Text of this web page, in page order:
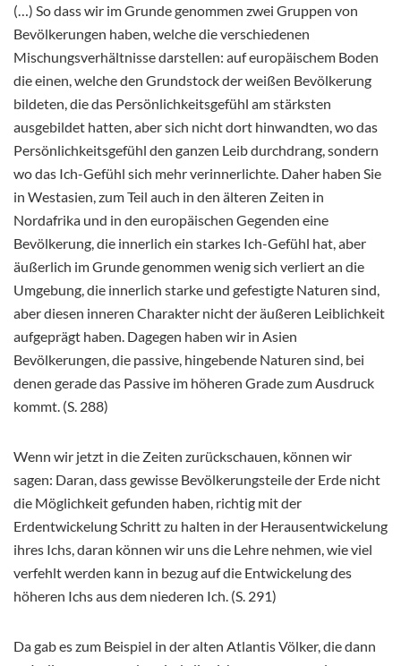
(…) So dass wir im Grunde genommen zwei Gruppen von
Bevölkerungen haben, welche die verschiedenen
Mischungsverhältnisse darstellen: auf europäischem Boden
die einen, welche den Grundstock der weißen Bevölkerung
bildeten, die das Persönlichkeitsgefühl am stärksten
ausgebildet hatten, aber sich nicht dort hinwandten, wo das
Persönlichkeitsgefühl den ganzen Leib durchdrang, sondern
wo das Ich-Gefühl sich mehr verinnerlichte. Daher haben Sie
in Westasien, zum Teil auch in den älteren Zeiten in
Nordafrika und in den europäischen Gegenden eine
Bevölkerung, die innerlich ein starkes Ich-Gefühl hat, aber
äußerlich im Grunde genommen wenig sich verliert an die
Umgebung, die innerlich starke und gefestigte Naturen sind,
aber diesen inneren Charakter nicht der äußeren Leiblichkeit
aufgeprägt haben. Dagegen haben wir in Asien
Bevölkerungen, die passive, hingebende Naturen sind, bei
denen gerade das Passive im höheren Grade zum Ausdruck
kommt. (S. 288)
Wenn wir jetzt in die Zeiten zurückschauen, können wir
sagen: Daran, dass gewisse Bevölkerungsteile der Erde nicht
die Möglichkeit gefunden haben, richtig mit der
Erdentwickelung Schritt zu halten in der Herausentwickelung
ihres Ichs, daran können wir uns die Lehre nehmen, wie viel
verfehlt werden kann in bezug auf die Entwickelung des
höheren Ichs aus dem niederen Ich. (S. 291)
Da gab es zum Beispiel in der alten Atlantis Völker, die dann